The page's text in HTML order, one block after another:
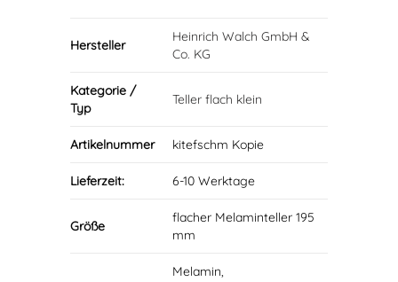
Hersteller
Heinrich Walch GmbH &
Co. KG
Kategorie /
Typ
Teller flach klein
Artikelnummer kitefschm Kopie
Lieferzeit: 6-10 Werktage
Größe
flacher Melaminteller 195
mm
Melamin,